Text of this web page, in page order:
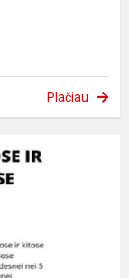
Plačiau